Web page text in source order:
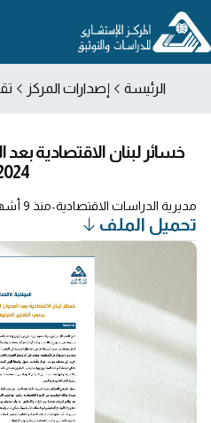
الرئيسة إصدارات المركز
مديرية الدراسات الاقتصادية•منذ 9 أشهر
تحميل الملف